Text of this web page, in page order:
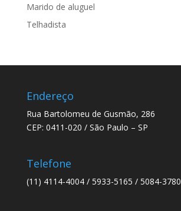
Marido de aluguel
Telhadista
Endereço
Rua Bartolomeu de Gusmão, 286
CEP: 0411-020 / São Paulo – SP
Telefone
(11) 4114-4004 / 5933-5165 / 5084-3780